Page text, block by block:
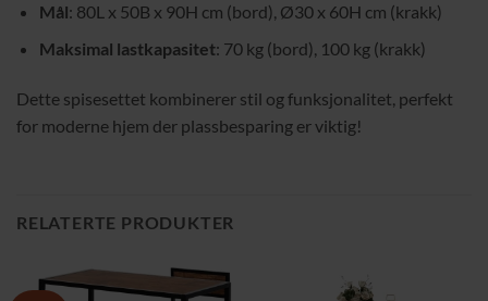
Mål: 80L x 50B x 90H cm (bord), Ø30 x 60H cm (krakk)
Maksimal lastkapasitet: 70 kg (bord), 100 kg (krakk)
Dette spisesettet kombinerer stil og funksjonalitet, perfekt
for moderne hjem der plassbesparing er viktig!
RELATERTE PRODUKTER